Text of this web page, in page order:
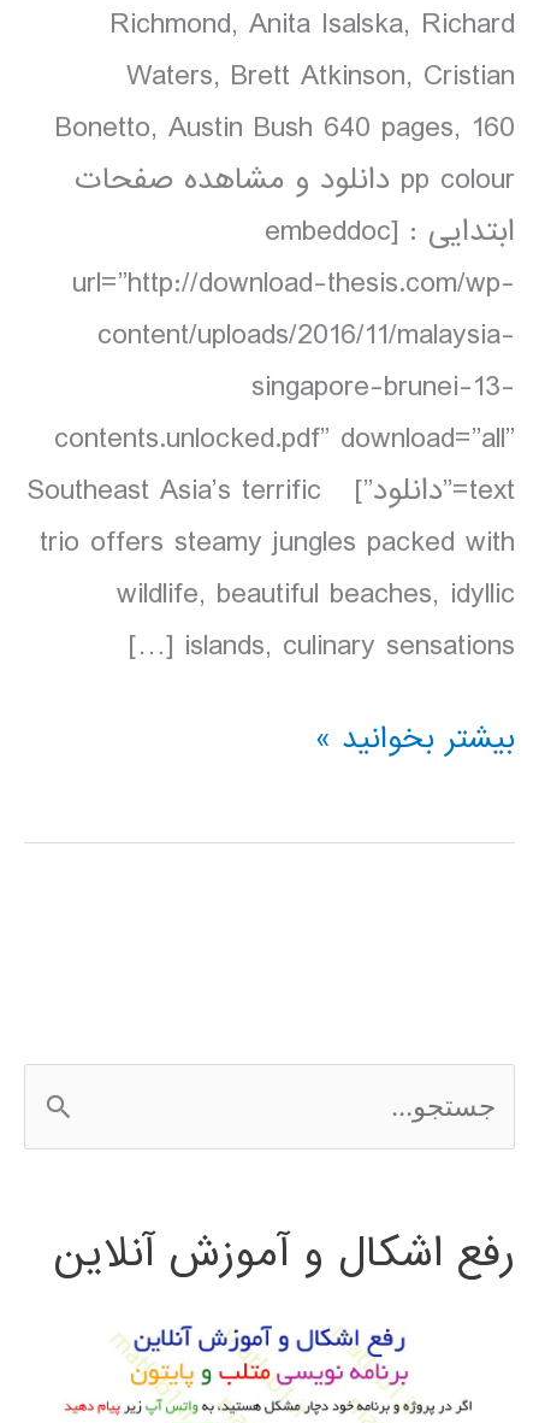
Richmond, Anita Isalska, Richard
Waters, Brett Atkinson, Cristian
Bonetto, Austin Bush 640 pages, 160
pp colour دانلود و مشاهده صفحات
ابتدایی : [embeddoc
url=”http://download-thesis.com/wp-
content/uploads/2016/11/malaysia-
singapore-brunei-13-
contents.unlocked.pdf” download=”all”
text=”دانلود”] Southeast Asia’s terrific
trio offers steamy jungles packed with
wildlife, beautiful beaches, idyllic
islands, culinary sensations […]
دانلود
Lonely
برونئی
2016
بیشتر بخوانید »
س
ج
رفع اشکال و آموزش آنلاین